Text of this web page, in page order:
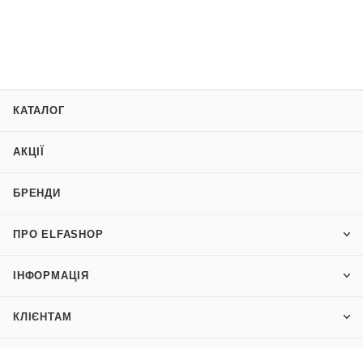
КАТАЛОГ
АКЦІЇ
БРЕНДИ
ПРО ELFASHOP
ІНФОРМАЦІЯ
КЛІЄНТАМ